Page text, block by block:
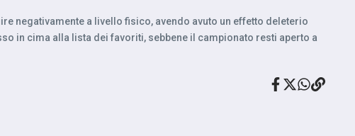
negativamente a livello fisico, avendo avuto un effetto deleterio
in cima alla lista dei favoriti, sebbene il campionato resti aperto a